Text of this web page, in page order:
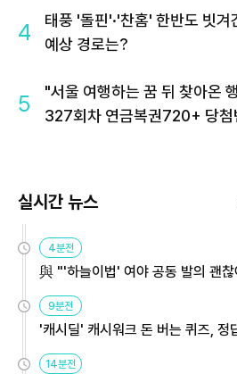
4
태풍 '돌핀'·'찬홈' 한반도 빗
예상 경로는?
5
"서울 여행하는 꿈 뒤 찾아온
327회차 연금복권720+ 당첨
실시간 뉴스
4분전
與 "'하늘이법' 여야 공동 발의 괜
9분전
'캐시딜' 캐시워크 돈 버는 퀴즈, 정
14분전